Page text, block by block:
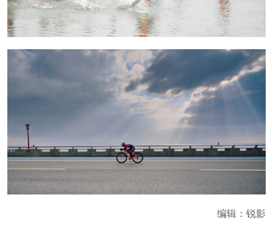
编辑：锐影